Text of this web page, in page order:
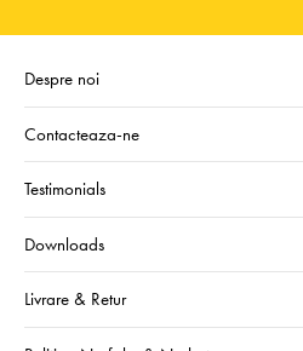
Despre noi
Contacteaza-ne
Testimonials
Downloads
Livrare & Retur